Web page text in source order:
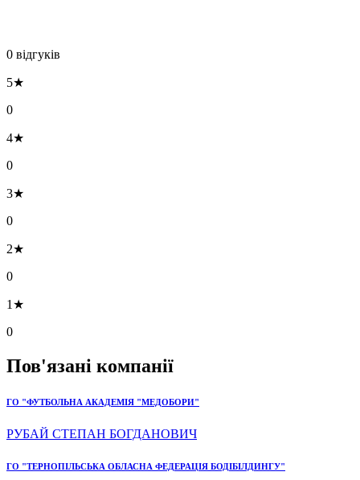
0 відгуків
5★
0
4★
0
3★
0
2★
0
1★
0
Пов'язані компанії
ГО "ФУТБОЛЬНА АКАДЕМІЯ "МЕДОБОРИ"
РУБАЙ СТЕПАН БОГДАНОВИЧ
ГО "ТЕРНОПІЛЬСЬКА ОБЛАСНА ФЕДЕРАЦІЯ БОДІБІЛДИНГУ"